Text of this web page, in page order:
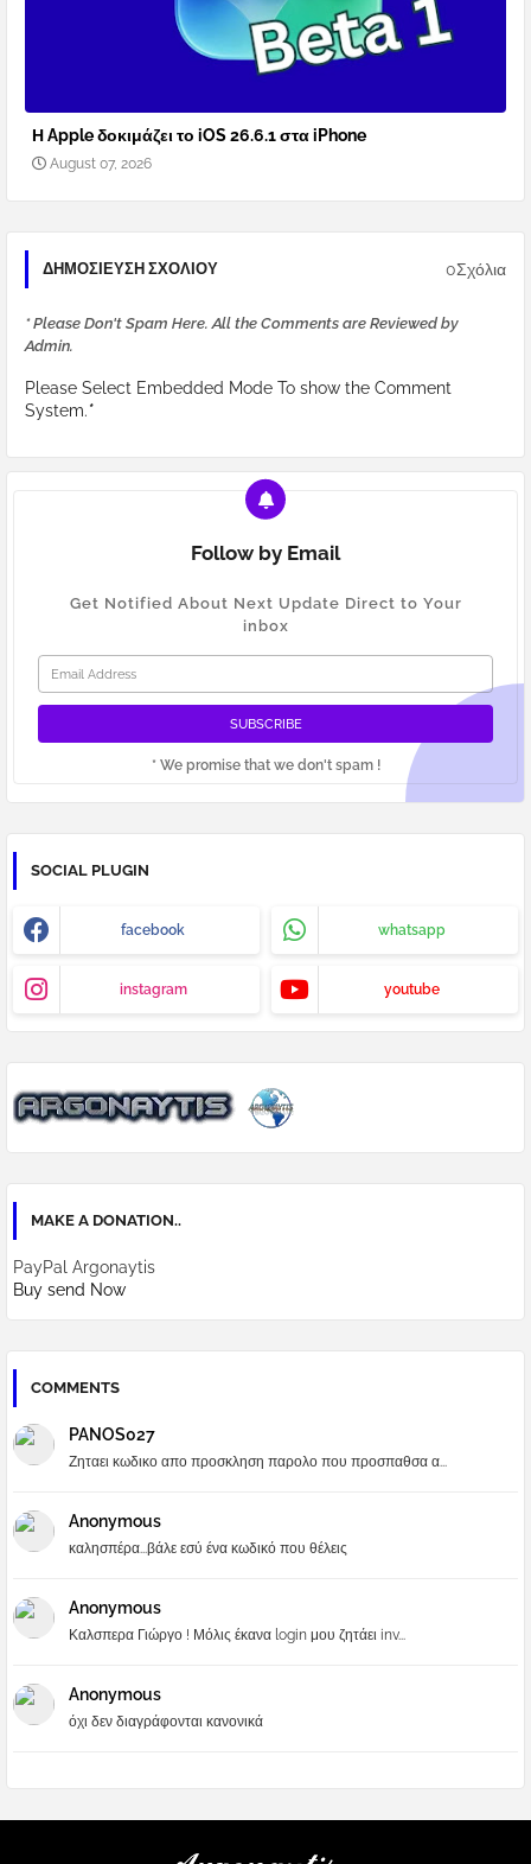
Η Apple δοκιμάζει το iOS 26.6.1 στα iPhone
August 07, 2026
ΔΗΜΟΣΊΕΥΣΗ ΣΧΟΛΊΟΥ 0Σχόλια
* Please Don't Spam Here. All the Comments are Reviewed by
Admin.
Please Select Embedded Mode To show the Comment
System.*
Follow by Email
Get Notified About Next Update Direct to Your
inbox
* We promise that we don't spam !
SOCIAL PLUGIN
facebook whatsapp
instagram youtube
MAKE A DONATION..
PayPal Argonaytis
Buy send Now
COMMENTS
PANOS027
Ζηταει κωδικο απο προσκληση παρολο που προσπαθσα α...
Anonymous
καλησπέρα...βάλε εσύ ένα κωδικό που θέλεις
Anonymous
Καλσπερα Γιώργο ! Μόλις έκανα login μου ζητάει inv...
Anonymous
όχι δεν διαγράφονται κανονικά